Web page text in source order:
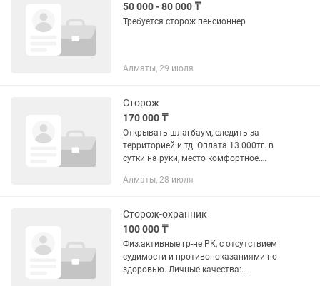
50 000 - 80 000 ₸
Требуется сторож пенсионнер
Алматы, 29 июля
Сторож
170 000 ₸
Открывать шлагбаум, следить за
территорией и тд. Оплата 13 000тг. в
сутки на руки, место комфортное.
сверху пенсионку, страховку, все
Алматы, 28 июля
Сторож-охранник
100 000 ₸
Физ.активные гр-не РК, с отсутствием
судимости и противопоказаниями по
здоровью. Личные качества: